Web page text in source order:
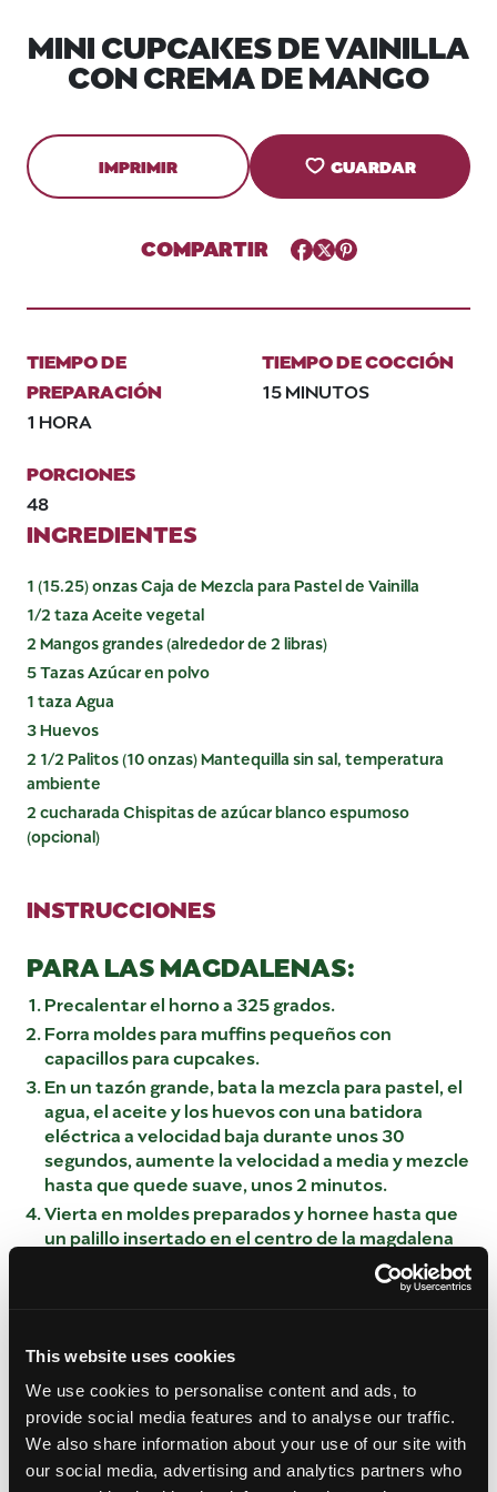
This website uses cookies
We use cookies to personalise content and ads, to
provide social media features and to analyse our traffic.
We also share information about your use of our site with
our social media, advertising and analytics partners who
MINI CUPCAKES DE VAINILLA
CON CREMA DE MANGO
IMPRIMIR GUARDAR
COMPARTIR Facebook
TwitterPinterest
TIEMPO DE
PREPARACIÓN
1 HORA
TIEMPO DE COCCIÓN
15 MINUTOS
PORCIONES
48
INGREDIENTES
1 (15.25) onzas Caja de Mezcla para Pastel de Vainilla
1/2 taza Aceite vegetal
2 Mangos grandes (alrededor de 2 libras)
5 Tazas Azúcar en polvo
1 taza Agua
3 Huevos
2 1/2 Palitos (10 onzas) Mantequilla sin sal, temperatura
ambiente
2 cucharada Chispitas de azúcar blanco espumoso
(opcional)
INSTRUCCIONES
PARA LAS MAGDALENAS:
Precalentar el horno a 325 grados.
Forra moldes para muffins pequeños con
capacillos para cupcakes.
En un tazón grande, bata la mezcla para pastel, el
agua, el aceite y los huevos con una batidora
eléctrica a velocidad baja durante unos 30
segundos, aumente la velocidad a media y mezcle
hasta que quede suave, unos 2 minutos.
Vierta en moldes preparados y hornee hasta que
un palillo insertado en el centro de la magdalena
Enfríe en moldes durante 5 minutos y luego enfríe
PARA LA CREMA DE MANGO:
Haga puré un mango y medio cortado en cubitos
en un procesador de alimentos o licuadora hasta
que quede suave, reserve (rinda alrededor de ¾
de taza).